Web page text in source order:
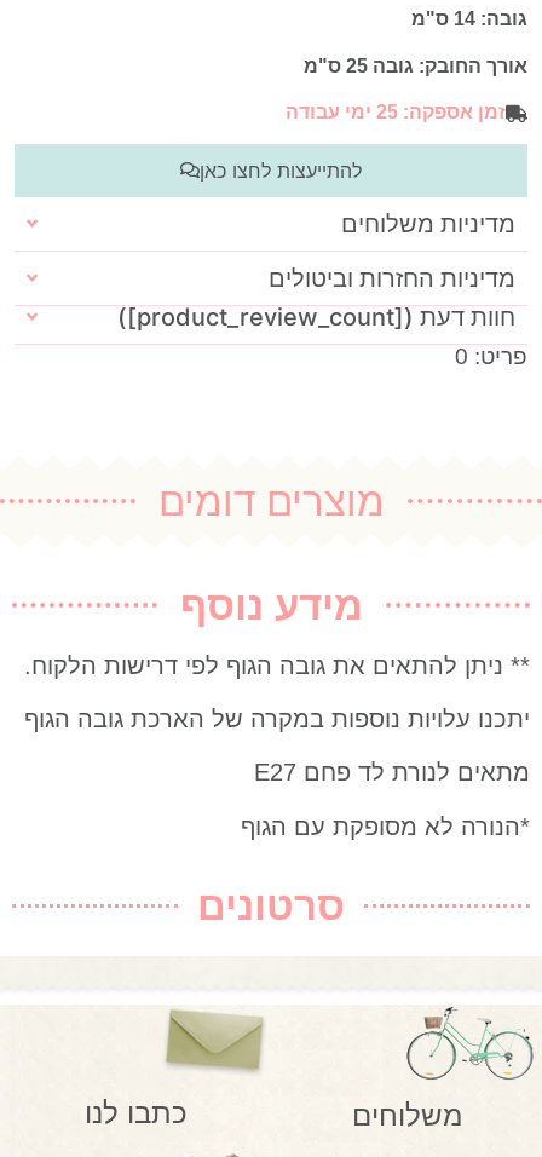
גובה: 14 ס"מ
אורך החובק: גובה 25 ס"מ
זמן אספקה: 25 ימי עבודה
להתייעצות לחצו כאן
מדיניות משלוחים
מדיניות החזרות וביטולים
חוות דעת ([product_review_count])
פריט: 0
מוצרים דומים
מידע נוסף
** ניתן להתאים את גובה הגוף לפי דרישות הלקוח.
יתכנו עלויות נוספות במקרה של הארכת גובה הגוף
מתאים לנורת לד פחם E27
*הנורה לא מסופקת עם הגוף
סרטונים
משלוחים כתבו לנו